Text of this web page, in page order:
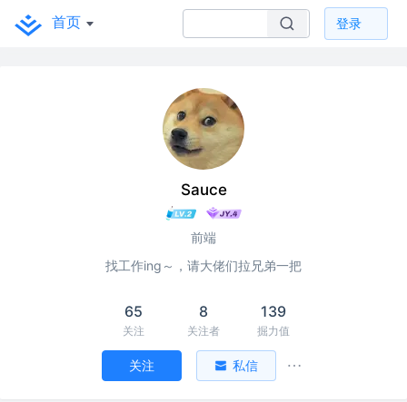
首页 登录
Sauce
前端
找工作ing～，请大佬们拉兄弟一把
65
关注
8
关注者
139
掘力值
关注 私信